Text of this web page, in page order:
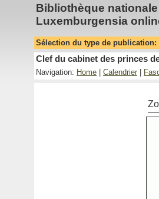
Bibliothèque
Luxemburgensia
Sélection du type de publication:
Clef du cabinet des princes
Navigation: Home Calendrier